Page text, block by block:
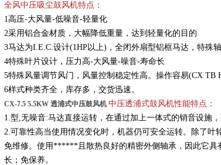
全风中压吸尘鼓风机特点：
1高压-大风量-低噪音-轻量化
2采用铝合金材质，大幅降低重量，达到轻量化的目的
3马达为I.E.C.设计(1HP以上)，全闭外扇型铝框马达，特殊
4特殊叶片设计，压力高-大风量-噪音-寿命长
5特殊风量调节风门，风量控制稳定性高。操作容易(CX TB
6样式种类齐全，库存多，交货迅速。
CX-7.5 5.5KW 透浦式中压鼓风机 中压透浦式鼓风机性能特点：
1.型,无噪音:马达直接运转，在通过加上一体式的销音设施
2.可靠性高当使用情况变化时，机器仍可安全运转。除了
免维修。使用******且散热良好的精密外侧轴承，因此它
长；免保养。